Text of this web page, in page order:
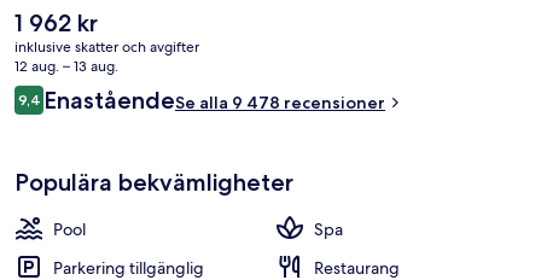
tar det inte mer än 11 minuter att gå.
Det
nuvarande
priset
är
1 962 kr
1 962 kr
inklusive skatter och avgifter
12 aug. – 13 aug.
Recensioner
9,49,4 av 10,
EnaståendeSe alla 9 478 recensioner
Populära bekvämligheter
Pool
Spa
Parkering tillgänglig
Restaurang